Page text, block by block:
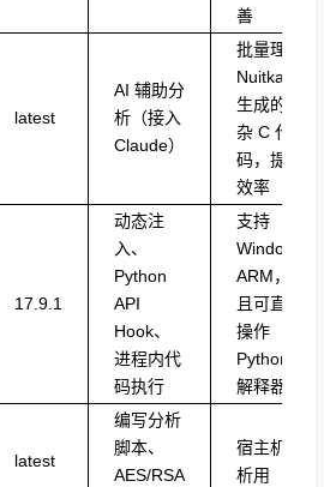
善
latest
AI 辅助分
析（接入
Claude）
批量理解
Nuitka
生成的复
杂 C 代
码，提升
效率
17.9.1
动态注
入、
Python
API
Hook、
进程内代
码执行
支持
Windows
ARM，
且可直接
操作
Python
解释器
latest
编写分析
脚本、
AES/RSA
宿主机分
析用